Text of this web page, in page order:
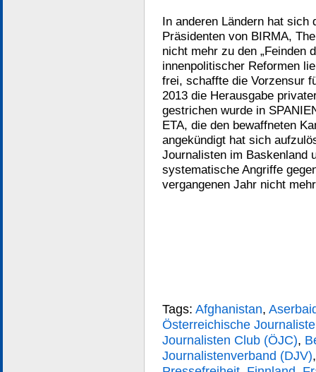
In anderen Ländern hat
Präsidenten von BIRMA,
nicht mehr zu den „Feinden
innenpolitischer Reformen
frei, schaffte die Vorzensur
2013 die Herausgabe
gestrichen wurde in
ETA, die den bewaffneten
angekündigt hat sich
Journalisten im Baskenland
systematische Angriffe
vergangenen Jahr nicht
Tags: Afghanistan,
Österreichische
Journalisten Club (ÖJC),
Journalistenverband (DJV)